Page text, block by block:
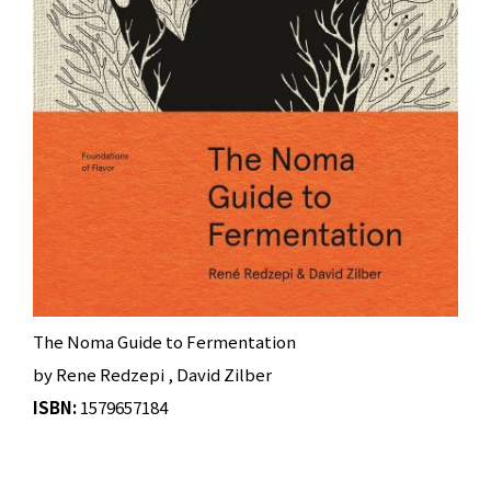
The Noma Guide to Fermentation
by Rene Redzepi , David Zilber
ISBN:1579657184